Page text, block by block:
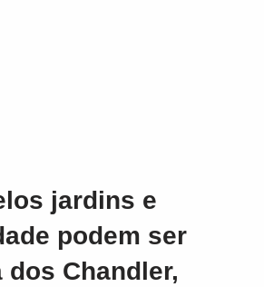
jardins e
podem ser
Chandler,